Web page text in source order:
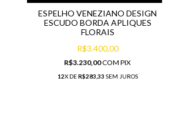
ESPELHO VENEZIANO DESIGN
ESCUDO BORDA APLIQUES
FLORAIS
R$3.400,00
R$3.230,00COM PIX
12X DER$283,33 SEM JUROS